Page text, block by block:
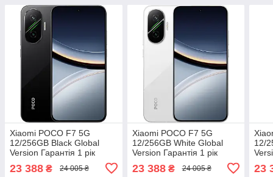
Xiaomi POCO F7 5G
12/256GB Black Global
Version Гарантія 1 рік
23 388 ₴ 24 005 ₴
Xiaomi POCO F7 5G
12/256GB White Global
Version Гарантія 1 рік
23 388₴ 24 005 ₴
12/
23